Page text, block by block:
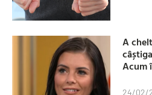
A
Acum
24/02/